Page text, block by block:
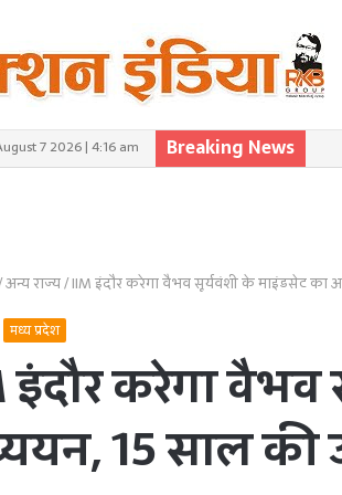
7 2026 | 4:16 am Breaking News
अन्य राज्य/IIM इंदौर करेगा वैभव सूर्यवंशी के माइंडसेट का
मध्य प्रदेश
इंदौर करेगा
15 साल की